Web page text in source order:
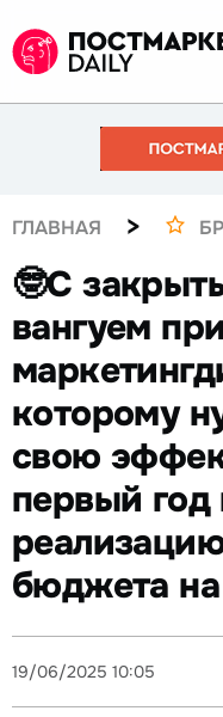
ГЛАВНАЯ >
🤓С
вангуем
которому
свою
первый год
бюджета
19/06/2025 10:05